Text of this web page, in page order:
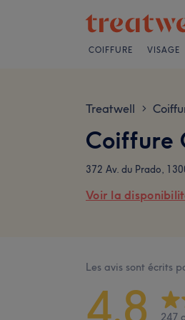
COIFFURE VISAGE
Treatwell >
Coiffure
372 Av. du Prado,
Voir la
Les avis sont écrits
4,8 247